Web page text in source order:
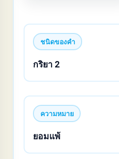
ชนิดของคำ
กริยา 2
ความหมาย
ยอมแพ้